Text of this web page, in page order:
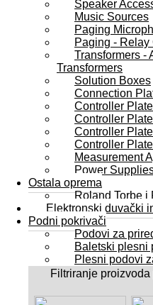
Speaker
Music Sources
Paging
Paging - Relay
Transformers -
Transformers
Solution Boxes
Connection
Controller
Controller
Controller
Controller
Measurement
Power
Ostala oprema
Roland Torbe i
Elektronski duvački
Podni pokrivači
Podovi za
Baletski plesni
Plesni podovi
Filtriranje proizvoda